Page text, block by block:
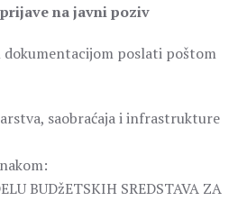
na javni poziv
dokumentacijom poslati poštom
saobraćaja i infrastrukture
BUDžETSKIH SREDSTAVA ZA